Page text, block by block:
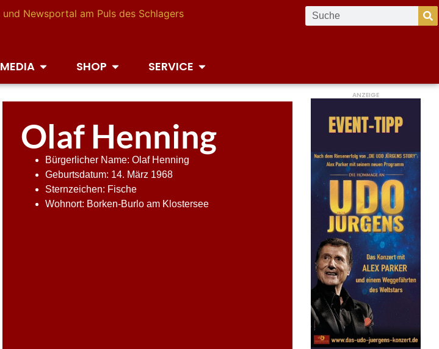
MEDIA SHOP SERVICE
Olaf Henning
Bürgerlicher Name: Olaf Henning
Geburtsdatum: 14. März 1968
Sternzeichen: Fische
Wohnort: Borken-Burlo am Klostersee
ANZEIGE